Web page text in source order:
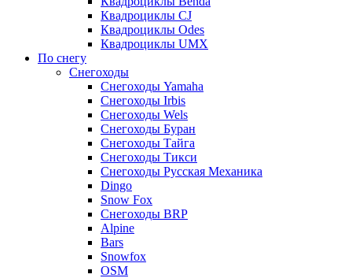
Квадроциклы CJ
Квадроциклы Odes
Квадроциклы UMX
По снегу
Снегоходы
Снегоходы Yamaha
Снегоходы Irbis
Снегоходы Wels
Снегоходы Буран
Снегоходы Тайга
Снегоходы Тикси
Снегоходы Русская Механика
Dingo
Snow Fox
Снегоходы BRP
Alpine
Bars
Snowfox
OSM